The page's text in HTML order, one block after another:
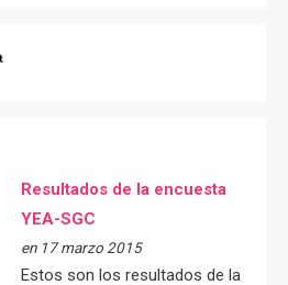
Resultados de la encuesta
YEA-SGC
en 17 marzo 2015
Estos son los resultados de la